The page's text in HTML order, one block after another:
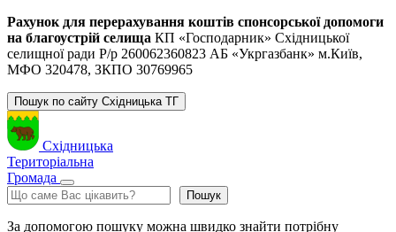
Рахунок для перерахування коштів спонсорської допомоги
на благоустрій селища КП «Господарник» Східницької
селищної ради Р/р 260062360823 АБ «Укргазбанк» м.Київ,
МФО 320478, ЗКПО 30769965
Пошук по сайту Східницька ТГ
Східницька
Територіальна
Громада
Пошук
Пошук
За допомогою пошуку можна швидко знайти потрібну